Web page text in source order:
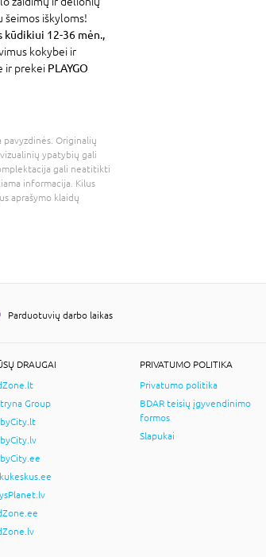
šeimos iškyloms!
kūdikiui 12-36 mėn.,
kokybei ir
ir prekei PLAYGO
Originalių
ypatybių gali
gali neatitikti
informacija. Kilus
aprašymo klaidų
Parduotuvių darbo laikas
DRAUGAI
Group
PRIVATUMO POLITIKA
Privatumo politika
BDAR teisių įgyvendinimo
formos
Slapukai